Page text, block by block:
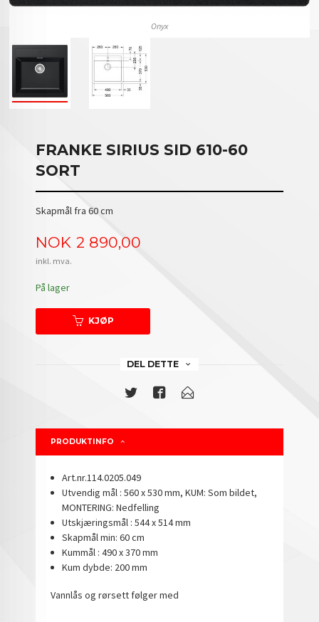
Onyx
FRANKE SIRIUS SID 610-60
SORT
Skapmål fra 60 cm
Pris
NOK 2 890,00
inkl. mva.
På lager
KJØP
DEL DETTE
PRODUKTINFO
Art.nr.114.0205.049
Utvendig mål : 560 x 530 mm, KUM: Som bildet,
MONTERING: Nedfelling
Utskjæringsmål : 544 x 514 mm
Skapmål min: 60 cm
Kummål : 490 x 370 mm
Kum dybde: 200 mm
Vannlås og rørsett følger med